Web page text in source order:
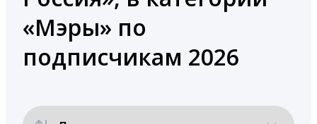
«Мэры» по
подписчикам 2026